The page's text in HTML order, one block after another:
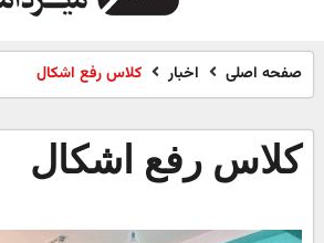
صفحه اصلی اخبار کلاس رفع اشکال
کلاس رفع اشکال